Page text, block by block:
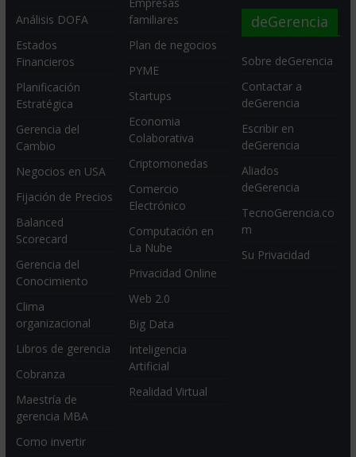
Análisis DOFA
Estados
Financieros
Planificación
Estratégica
Gerencia del
Cambio
Negocios en USA
Fijación de Precios
Balanced
Scorecard
Gerencia del
Conocimiento
Clima
organizacional
Libros de gerencia
Cobranza
Maestría de
gerencia MBA
Como invertir
familiares
Plan de negocios
PYME
Startups
Economia
Colaborativa
Criptomonedas
Comercio
Electrónico
Computación en
La Nube
Privacidad Online
Web 2.0
Big Data
Inteligencia
Artificial
Realidad Virtual
deGerencia
Sobre deGerencia
Contactar a
deGerencia
Escribir en
deGerencia
Aliados
deGerencia
TecnoGerencia.co
m
Su Privacidad